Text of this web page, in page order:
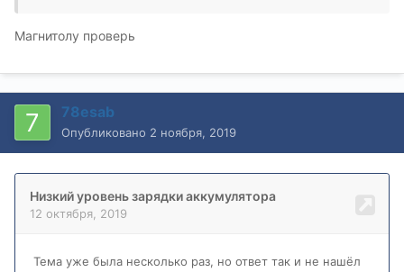
Магнитолу проверь
78esab
Опубликовано 2 ноября, 2019